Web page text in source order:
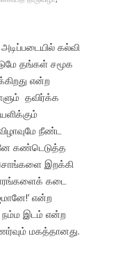
கல்வி
தங்கள் சமூக
என்ற
தவிர்க்க
நீண்ட
கண்டெடுத்த
இறக்கி
கடை
என்ற
நம்ம இடம் என்ற
மகத்தானது.